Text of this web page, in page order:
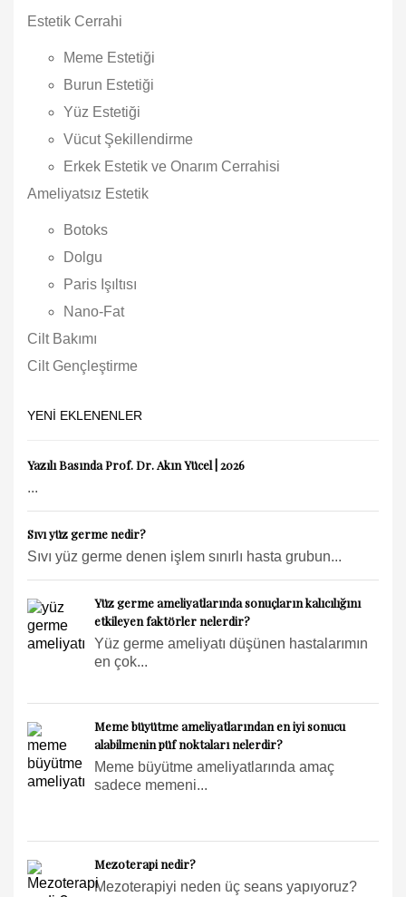
Estetik Cerrahi
Meme Estetiği
Burun Estetiği
Yüz Estetiği
Vücut Şekillendirme
Erkek Estetik ve Onarım Cerrahisi
Ameliyatsız Estetik
Botoks
Dolgu
Paris Işıltısı
Nano-Fat
Cilt Bakımı
Cilt Gençleştirme
YENI EKLENENLER
Yazılı Basında Prof. Dr. Akın Yücel | 2026
...
Sıvı yüz germe nedir?
Sıvı yüz germe denen işlem sınırlı hasta grubun...
Yüz germe ameliyatlarında sonuçların kalıcılığını
etkileyen faktörler nelerdir?
Yüz germe ameliyatı düşünen hastalarımın
en çok...
Meme büyütme ameliyatlarından en iyi sonucu
alabilmenin püf noktaları nelerdir?
Meme büyütme ameliyatlarında amaç
sadece memeni...
Mezoterapi nedir?
Mezoterapiyi neden üç seans yapıyoruz?